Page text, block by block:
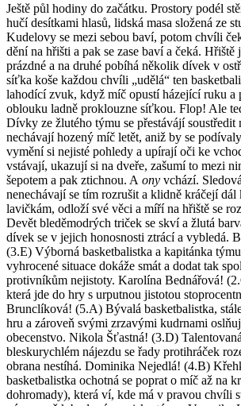
Ještě půl hodiny do začátku. Prostory podél
hučí desítkami hlasů, lidská masa složená ze
Kudelovy se mezi sebou baví, potom chvíli
dění na hřišti a pak se zase baví a čeká.
prázdné a na druhé pobíhá několik dívek v
síťka koše každou chvíli „udělá“ ten
lahodící zvuk, když míč opustí házející ruku a
oblouku ladně proklouzne síťkou. Flop! Ale
Dívky ze žlutého týmu se přestávájí soustředit
nechávají hozený míč letět, aniž by se
vymění si nejisté pohledy a upírají oči ke
vstávají, ukazují si na dveře, zašumí to mezi
šepotem a pak ztichnou. A ony vchází.
nenechávají se tím rozrušit a klidně kráčejí dál
lavičkám, odloží své věci a míří na hřiště se
Devět bleděmodrých triček se skví a žlutá
dívek se v jejich honosnosti ztrácí a vybledá.
(3.E) Výborná basketbalistka a kapitánka
vyhrocené situace dokáže smát a dodat tak
protivníkům nejistoty. Karolína Bednářová!
která jde do hry s urputnou jistotou
Brunclíková! (5.A) Bývalá basketbalistka,
hru a zároveň svými zrzavými kudrnami
obecenstvo. Nikola Šťastná! (3.D)
bleskurychlém nájezdu se řady protihráček
obrana nestíhá. Dominika Nejedlá! (4.B)
basketbalistka ochotná se poprat o míč až na
dohromady), která ví, kde má v pravou chvíli